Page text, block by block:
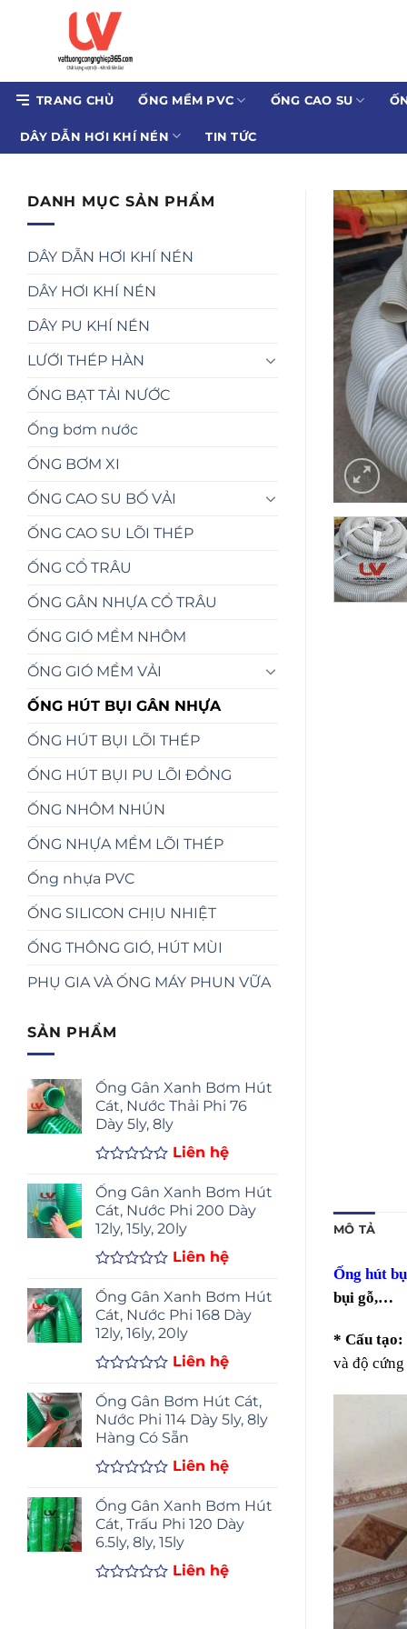
dung
TRANG CHỦ ỐNG MỀM PVC ỐNG CAO SU
DÂY DẪN HƠI KHÍ NÉN TIN TỨC
DANH MỤC SẢN PHẨM
DÂY DẪN HƠI KHÍ NÉN
DÂY HƠI KHÍ NÉN
DÂY PU KHÍ NÉN
LƯỚI THÉP HÀN
ỐNG BẠT TẢI NƯỚC
Ống bơm nước
ỐNG BƠM XI
ỐNG CAO SU BỐ VẢI
ỐNG CAO SU LÕI THÉP
ỐNG CỔ TRÂU
ỐNG GÂN NHỰA CỔ TRÂU
ỐNG GIÓ MỀM NHÔM
ỐNG GIÓ MỀM VẢI
ỐNG HÚT BỤI GÂN NHỰA
ỐNG HÚT BỤI LÕI THÉP
ỐNG HÚT BỤI PU LÕI ĐỒNG
ỐNG NHÔM NHÚN
ỐNG NHỰA MỀM LÕI THÉP
Ống nhựa PVC
ỐNG SILICON CHỊU NHIỆT
ỐNG THÔNG GIÓ, HÚT MÙI
PHỤ GIA VÀ ỐNG MÁY PHUN VỮA
SẢN PHẨM
Ống Gân Xanh Bơm Hút
Cát, Nước Thải Phi 76
Dày 5ly, 8ly
xếp
hạng
0
5
Liên hệ
Ống Gân Xanh Bơm Hút
Cát, Nước Phi 200 Dày
12ly, 15ly, 20ly
xếp
hạng
0
5
Liên hệ
Ống Gân Xanh Bơm Hút
Cát, Nước Phi 168 Dày
12ly, 16ly, 20ly
xếp
hạng
0
5
Liên hệ
Ống Gân Bơm Hút Cát,
Nước Phi 114 Dày 5ly, 8ly
Hàng Có Sẵn
xếp
hạng
0
5
Liên hệ
Ống Gân Xanh Bơm Hút
Cát, Trấu Phi 120 Dày
6.5ly, 8ly, 15ly
Liên hệ
MÔ TẢ
Ống hút
bụi gỗ,…
* Cấu tạo:
và độ